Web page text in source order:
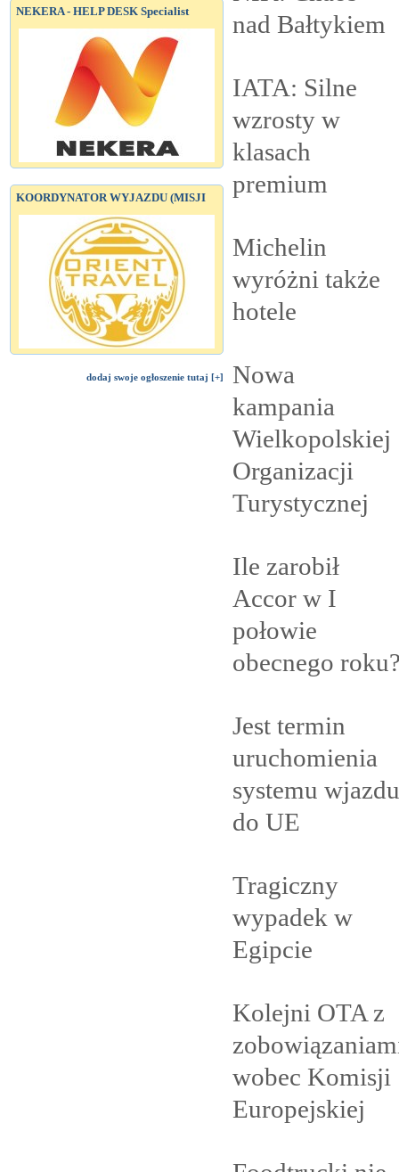
NEKERA - HELP DESK Specialist
KOORDYNATOR WYJAZDU (MISJI
dodaj swoje ogłoszenie tutaj [+]
nad Bałtykiem
IATA: Silne
wzrosty w
klasach
premium
Michelin
wyróżni także
hotele
Nowa
kampania
Wielkopolskiej
Organizacji
Turystycznej
Ile zarobił
Accor w I
połowie
obecnego
Jest termin
uruchomienia
systemu wjazdu
do UE
Tragiczny
wypadek w
Egipcie
Kolejni OTA z
wobec Komisji
Europejskiej